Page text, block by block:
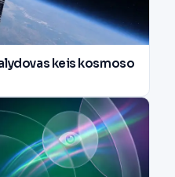
keis kosmoso